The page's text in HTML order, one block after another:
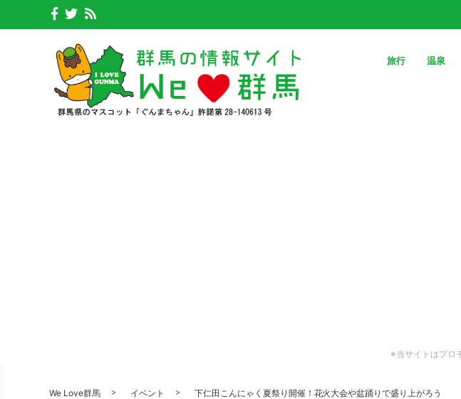
旅行 温泉
※当サイトはプロ
We Love群馬 イベント 下仁田こんにゃく夏祭り開催！花火大会や盆踊りで盛り上がろう